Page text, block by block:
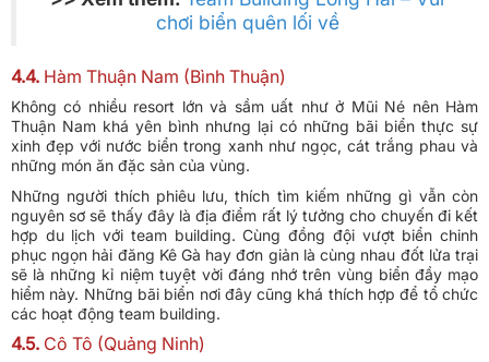
chơi biển quên lối về
4.4. Hàm Thuận Nam (Bình Thuận)
Không có nhiều resort lớn và sầm uất như ở Mũi Né nên Hàm
Thuận Nam khá yên bình nhưng lại có những bãi biển thực sự
xinh đẹp với nước biển trong xanh như ngọc, cát trắng phau và
những món ăn đặc sản của vùng.
Những người thích phiêu lưu, thích tìm kiếm những gì vẫn còn
nguyên sơ sẽ thấy đây là địa điểm rất lý tưởng cho chuyến đi kết
hợp du lịch với team building. Cùng đồng đội vượt biển chinh
phục ngọn hải đăng Kê Gà hay đơn giản là cùng nhau đốt lửa trại
sẽ là những kỉ niệm tuyệt vời đáng nhớ trên vùng biển đầy mạo
hiểm này. Những bãi biển nơi đây cũng khá thích hợp để tổ chức
các hoạt động team building.
4.5. Cô Tô (Quảng Ninh)